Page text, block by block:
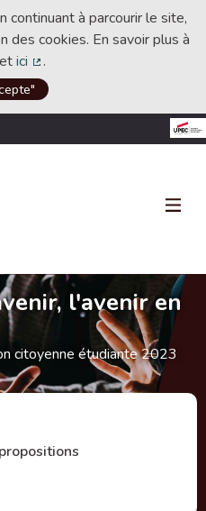
continuant à parcourir le site,
des cookies. En savoir plus à
ici
(Lien externe)
.
l'avenir en
citoyenne étudiante 2023